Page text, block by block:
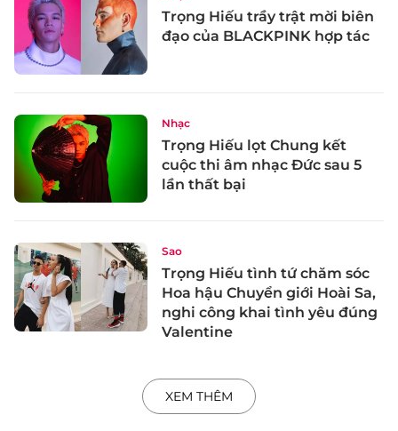
Trọng Hiếu trầy trật mời biên
đạo của BLACKPINK hợp tác
Nhạc
Trọng Hiếu lọt Chung kết
cuộc thi âm nhạc Đức sau 5
lần thất bại
Sao
Trọng Hiếu tình tứ chăm sóc
Hoa hậu Chuyển giới Hoài Sa,
nghi công khai tình yêu đúng
Valentine
XEM THÊM